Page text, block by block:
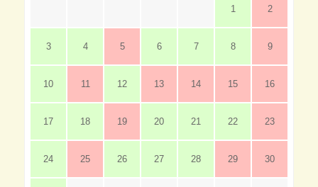
1 2
3 4 5 6 7 8 9
10 11 12 13 14 15 16
17 18 19 20 21 22 23
24 25 26 27 28 29 30